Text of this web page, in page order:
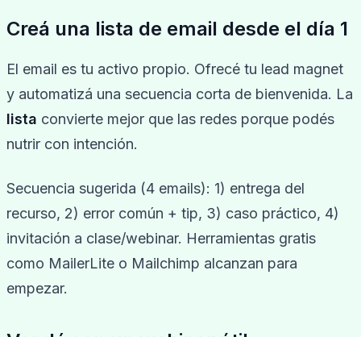
Creá una lista de email desde el día 1
El email es tu activo propio. Ofrecé tu lead magnet
y automatizá una secuencia corta de bienvenida. La
lista convierte mejor que las redes porque podés
nutrir con intención.
Secuencia sugerida (4 emails): 1) entrega del
recurso, 2) error común + tip, 3) caso práctico, 4)
invitación a clase/webinar. Herramientas gratis
como MailerLite o Mailchimp alcanzan para
empezar.